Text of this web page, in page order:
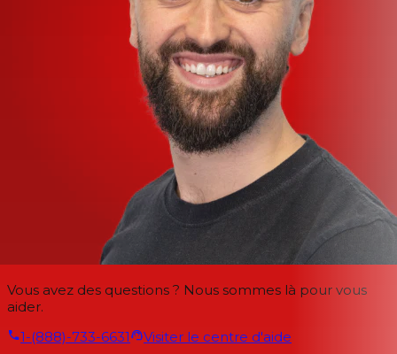
Vous avez des questions ? Nous sommes là pour vous
aider.
1-(888)-733-6631
Visiter le centre d'aide